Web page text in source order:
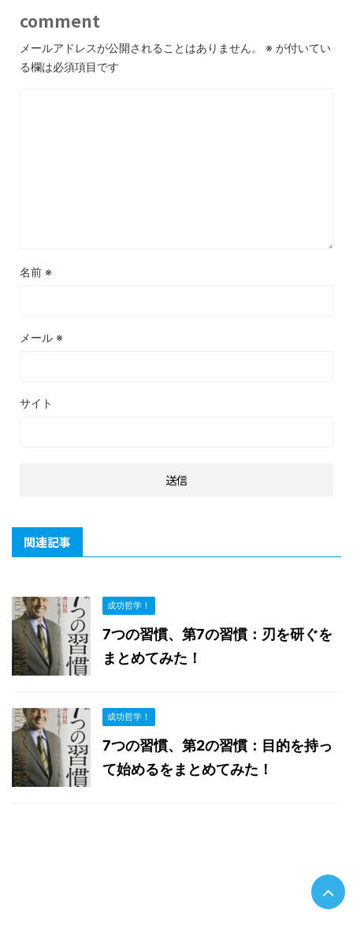
comment
メールアドレスが公開されることはありません。 ※ が付いてい
る欄は必須項目です
名前 ※
メール ※
サイト
関連記事
成功哲学！
7つの習慣、第7の習慣：刃を研ぐを
まとめてみた！
成功哲学！
7つの習慣、第2の習慣：目的を持っ
て始めるをまとめてみた！